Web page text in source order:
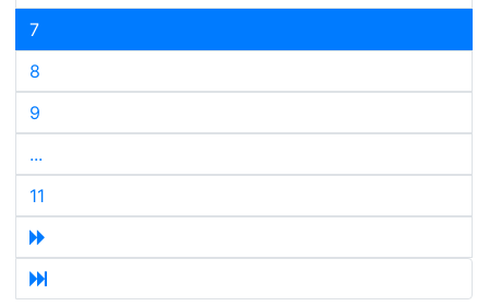
7
8
9
...
11